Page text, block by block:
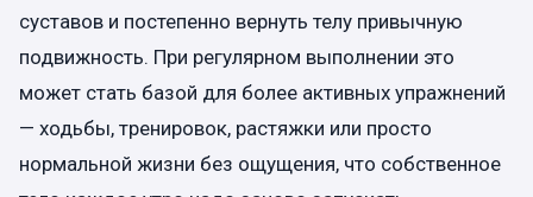
суставов и постепенно вернуть телу привычную
подвижность. При регулярном выполнении это
может стать базой для более активных упражнений
— ходьбы, тренировок, растяжки или просто
нормальной жизни без ощущения, что собственное